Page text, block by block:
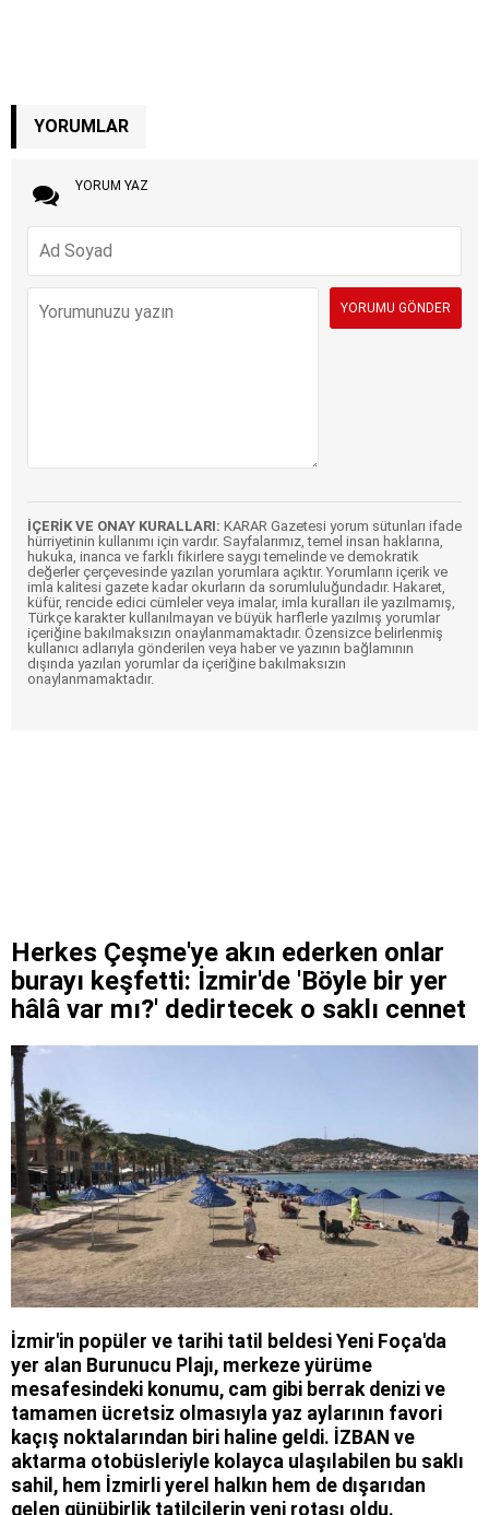
YORUMLAR
YORUM YAZ
İÇERİK VE ONAY KURALLARI: KARAR Gazetesi yorum sütunları ifade
hürriyetinin kullanımı için vardır. Sayfalarımız, temel insan haklarına,
hukuka, inanca ve farklı fikirlere saygı temelinde ve demokratik
değerler çerçevesinde yazılan yorumlara açıktır. Yorumların içerik ve
imla kalitesi gazete kadar okurların da sorumluluğundadır. Hakaret,
küfür, rencide edici cümleler veya imalar, imla kuralları ile yazılmamış,
Türkçe karakter kullanılmayan ve büyük harflerle yazılmış yorumlar
içeriğine bakılmaksızın onaylanmamaktadır. Özensizce belirlenmiş
kullanıcı adlarıyla gönderilen veya haber ve yazının bağlamının
dışında yazılan yorumlar da içeriğine bakılmaksızın
onaylanmamaktadır.
Herkes Çeşme'ye akın ederken onlar
burayı keşfetti: İzmir'de 'Böyle bir yer
hâlâ var mı?' dedirtecek o saklı cennet
İzmir'in popüler ve tarihi tatil beldesi Yeni Foça'da
yer alan Burunucu Plajı, merkeze yürüme
mesafesindeki konumu, cam gibi berrak denizi ve
tamamen ücretsiz olmasıyla yaz aylarının favori
kaçış noktalarından biri haline geldi. İZBAN ve
aktarma otobüsleriyle kolayca ulaşılabilen bu saklı
sahil, hem İzmirli yerel halkın hem de dışarıdan
gelen günübirlik tatilcilerin yeni rotası oldu.